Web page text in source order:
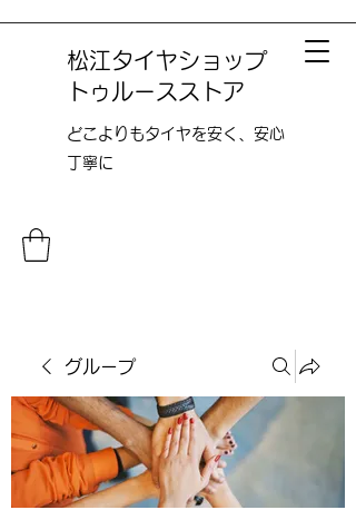
松江タイヤショップ
トゥルースストア
どこよりも​タイヤを安く、安心
丁寧に
グループ